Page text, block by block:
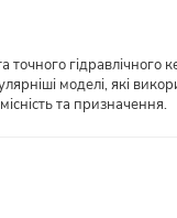
точного
моделі, які
та призначення.